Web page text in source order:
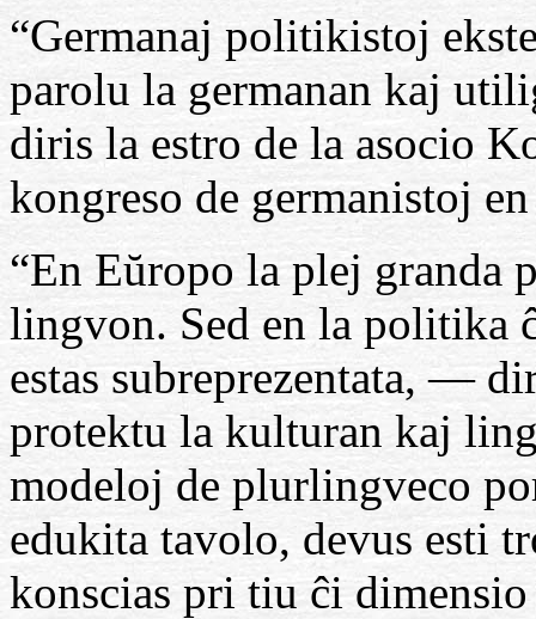
“Germanaj politikistoj
parolu la germanan kaj
diris la estro de la asocio
kongreso de germanistoj
“En Eŭropo la plej granda
lingvon. Sed en la politika
estas subreprezentata, —
protektu la kulturan kaj
modeloj de plurlingveco
edukita tavolo, devus esti
konscias pri tiu ĉi